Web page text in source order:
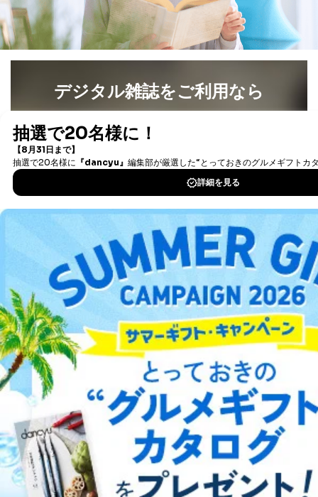
デジタル雑誌をご利用なら
書籍）が無料で読み放題！
DOWNLOAD FOR IOS
DOWNLOAD FOR ANDROID
ご利用方法はこちら
総合案内
アフィリエイト 採用情報
プレスリリース お問い合わせ
利用規約プライバシーポリシー 特定商取引法に基づく表示
出版社の皆様へ
投資家の皆様へサイトマップ